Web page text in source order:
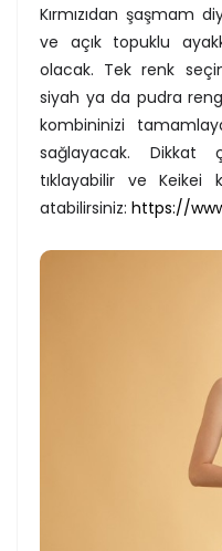
Kırmızıdan şaşmam
ve açık topuklu
olacak. Tek renk
siyah ya da pudra
kombininizi
sağlayacak. Dikkat
tıklayabilir ve Keikei
atabilirsiniz: https://